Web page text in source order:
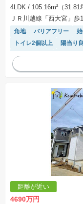
4LDK / 105.16m²（31.81
ＪＲ川越線「西大宮」歩
角地 バリアフリー
トイレ2個以上
陽当り
閑静な住宅地
モニター
システムキッチン
距離が近い
4690万円